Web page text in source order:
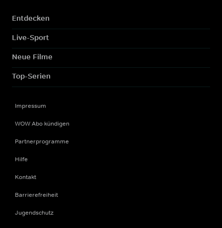
Entdecken
Live-Sport
Neue Filme
Top-Serien
Impressum
WOW Abo kündigen
Partnerprogramme
Hilfe
Kontakt
Barrierefreiheit
Jugendschutz